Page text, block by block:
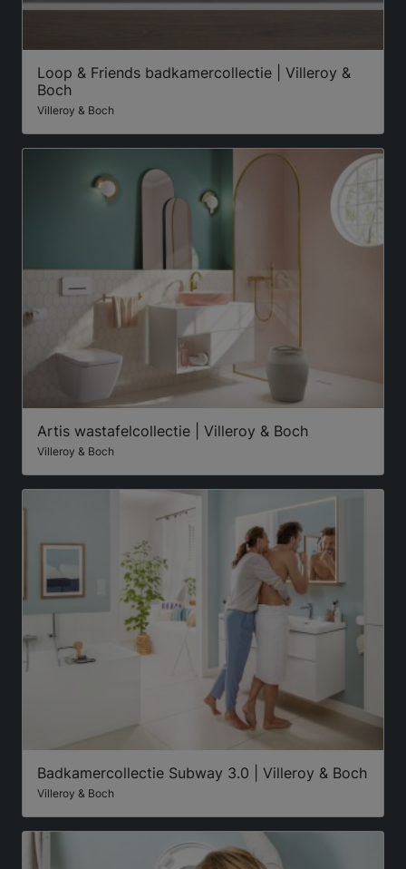
Loop & Friends badkamercollectie | Villeroy &
Boch
Villeroy & Boch
Artis wastafelcollectie | Villeroy & Boch
Villeroy & Boch
Badkamercollectie Subway 3.0 | Villeroy & Boch
Villeroy & Boch